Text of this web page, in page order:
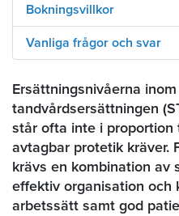
Bokningsvillkor
Vanliga frågor och svar
Ersättningsnivåerna
tandvårdsersättningen
står ofta inte i proportion
avtagbar protetik kräver.
krävs en kombination av
effektiv organisation och
arbetssätt samt god